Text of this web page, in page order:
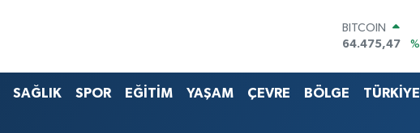
64.475,47
DOLAR
55,0700
%0.1
SAĞLIK SPOR EĞİTİM YAŞAM ÇEVRE BÖLGE TÜRKİYE